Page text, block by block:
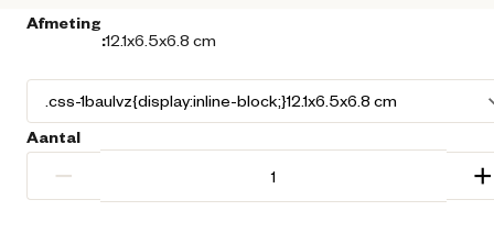
Afmeting
:12.1x6.5x6.8 cm
Aantal
− +